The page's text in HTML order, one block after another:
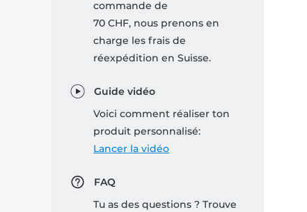
commande de
70 CHF, nous prenons en
charge les frais de
réexpédition en Suisse.
Guide vidéo
Voici comment réaliser ton
produit personnalisé:
Lancer la vidéo
FAQ
Tu as des questions ? Trouve